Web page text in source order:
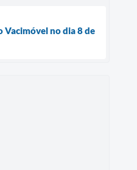
Vacimóvel no dia 8 de